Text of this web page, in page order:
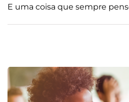
E uma coisa que sempre